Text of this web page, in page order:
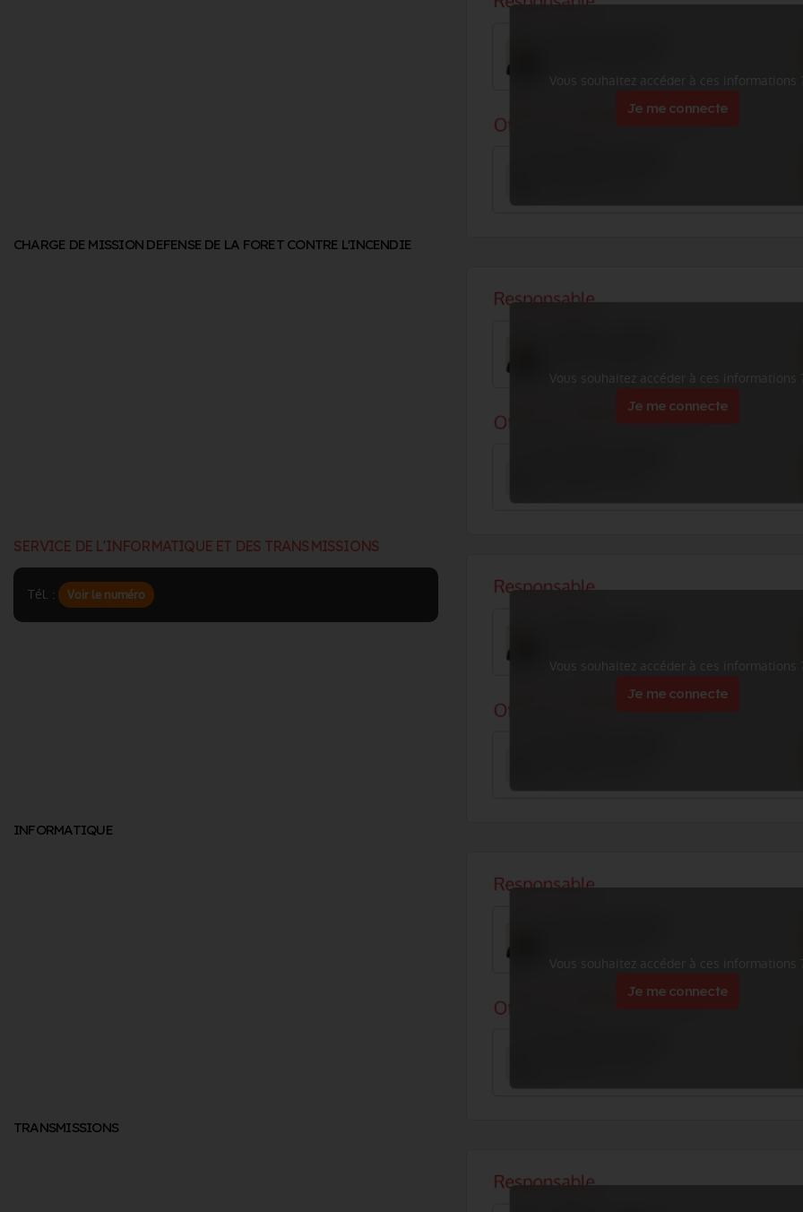
Vous souhaitez accéder à ces informations
Je me connecte
CHARGE DE MISSION DEFENSE DE LA FORET CONTRE L'INCENDIE
Vous souhaitez accéder à ces informations
Je me connecte
SERVICE DE L'INFORMATIQUE ET DES TRANSMISSIONS
Tél. : Voir le numéro
Vous souhaitez accéder à ces informations
Je me connecte
INFORMATIQUE
Vous souhaitez accéder à ces informations
Je me connecte
TRANSMISSIONS